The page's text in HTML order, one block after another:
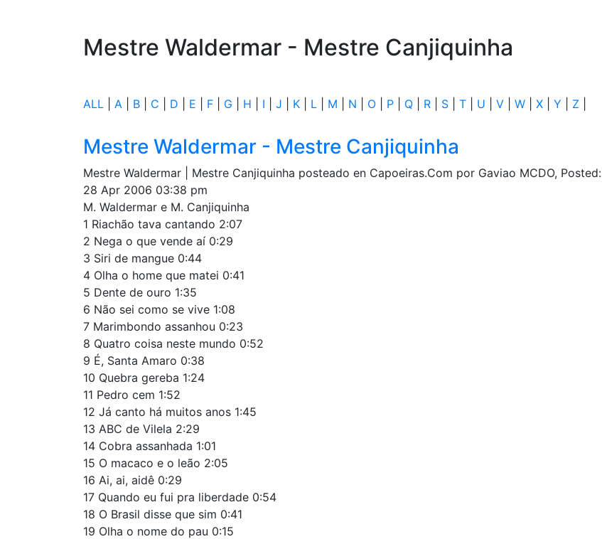
Mestre Waldermar - Mestre Canjiquinha
ALL A B C D E F G H I J K L M N O P Q R S T U V W X Y Z
Mestre Waldermar - Mestre Canjiquinha
Mestre Waldermar | Mestre Canjiquinha posteado en Capoeiras.Com por Gaviao MCDO, Posted:
28 Apr 2006 03:38 pm
M. Waldermar e M. Canjiquinha
1 Riachão tava cantando 2:07
2 Nega o que vende aí 0:29
3 Siri de mangue 0:44
4 Olha o home que matei 0:41
5 Dente de ouro 1:35
6 Não sei como se vive 1:08
7 Marimbondo assanhou 0:23
8 Quatro coisa neste mundo 0:52
9 É, Santa Amaro 0:38
10 Quebra gereba 1:24
11 Pedro cem 1:52
12 Já canto há muitos anos 1:45
13 ABC de Vilela 2:29
14 Cobra assanhada 1:01
15 O macaco e o leão 2:05
16 Ai, ai, aidê 0:29
17 Quando eu fui pra liberdade 0:54
18 O Brasil disse que sim 0:41
19 Olha o nome do pau 0:15